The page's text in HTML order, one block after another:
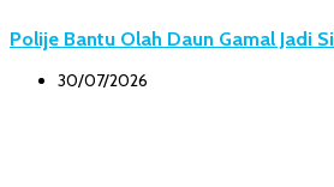
Polije Bantu Olah Daun Gamal Jadi
30/07/2026